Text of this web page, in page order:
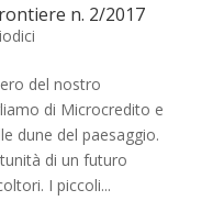
n. 2/2017
del nostro
di Microcredito e
dune del paesaggio.
di un futuro
I piccoli...